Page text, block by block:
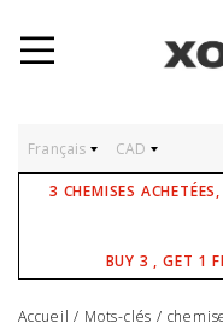
Français CAD
3 CHEMISES
BUY 3 , GET 1
Accueil / Mots-clés /